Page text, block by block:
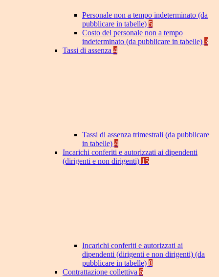
Personale non a tempo indeterminato (da
pubblicare in tabelle) 5
Costo del personale non a tempo
indeterminato (da pubblicare in tabelle) 3
Tassi di assenza 4
Tassi di assenza trimestrali (da pubblicare
in tabelle) 4
Incarichi conferiti e autorizzati ai dipendenti
(dirigenti e non dirigenti) 15
Incarichi conferiti e autorizzati ai
dipendenti (dirigenti e non dirigenti) (da
pubblicare in tabelle) 8
Contrattazione collettiva 6